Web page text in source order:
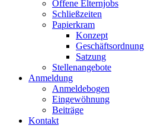
Offene Elternjobs
Schließzeiten
Papierkram
Konzept
Geschäftsordnung
Satzung
Stellenangebote
Anmeldung
Anmeldebogen
Eingewöhnung
Beiträge
Kontakt